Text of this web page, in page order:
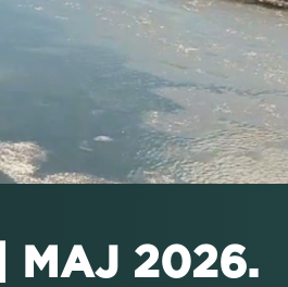
MAJ 2026.